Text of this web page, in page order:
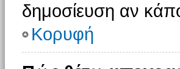
δημοσίευση αν
Κορυφή